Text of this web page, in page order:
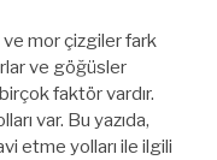
ve mor çizgiler fark
ve göğüsler
faktör vardır.
var. Bu yazıda,
etme yolları ile ilgili